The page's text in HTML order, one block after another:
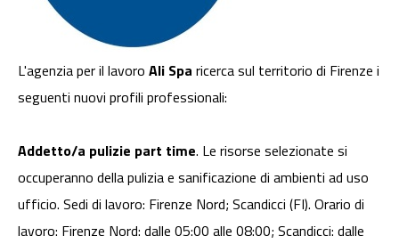
L'agenzia per il lavoro Ali Spa ricerca sul territorio di Firenze i
seguenti nuovi profili professionali:
Addetto/a pulizie part time. Le risorse selezionate si
occuperanno della pulizia e sanificazione di ambienti ad uso
ufficio. Sedi di lavoro: Firenze Nord; Scandicci (FI). Orario di
lavoro: Firenze Nord: dalle 05:00 alle 08:00; Scandicci: dalle